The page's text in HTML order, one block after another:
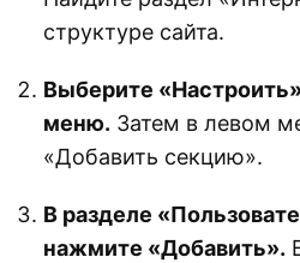
структуре сайта.
Выберите
меню. Затем в левом
«Добавить секцию».
В разделе
нажмите «Добавить».